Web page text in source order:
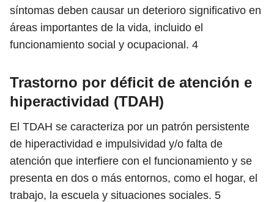
síntomas deben causar un deterioro significativo en
áreas importantes de la vida, incluido el
funcionamiento social y ocupacional. 4
Trastorno por déficit de atención e
hiperactividad (TDAH)
El TDAH se caracteriza por un patrón persistente
de hiperactividad e impulsividad y/o falta de
atención que interfiere con el funcionamiento y se
presenta en dos o más entornos, como el hogar, el
trabajo, la escuela y situaciones sociales. 5